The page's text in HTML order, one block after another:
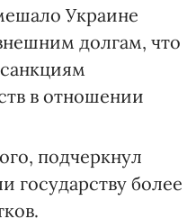
Украине
долгам, что
в отношении
подчеркнул
государству более